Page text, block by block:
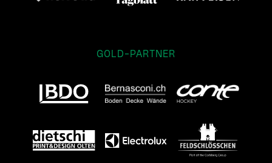
GOLD-PARTNER